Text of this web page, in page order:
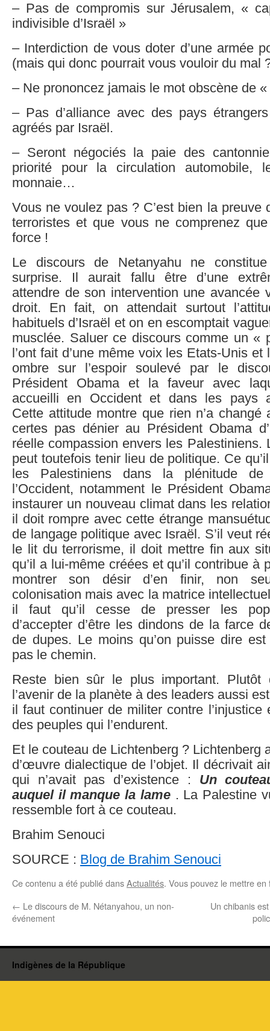
– Pas de compromis sur Jérusalem, «
indivisible d’Israël »
– Interdiction de vous doter d’une armée
(mais qui donc pourrait vous vouloir du mal
– Ne prononcez jamais le mot obscène de
– Pas d’alliance avec des pays
agréés par Israël.
– Seront négociés la paie des
priorité pour la circulation automobile,
monnaie…
Vous ne voulez pas ? C’est bien la preuve
terroristes et que vous ne comprenez
force !
Le discours de Netanyahu ne
surprise. Il aurait fallu être d’une
attendre de son intervention une avancée
droit. En fait, on attendait surtout
habituels d’Israël et on en escomptait
musclée. Saluer ce discours comme un «
l’ont fait d’une même voix les Etats-Unis et
ombre sur l’espoir soulevé par le
Président Obama et la faveur avec
accueilli en Occident et dans les pays
Cette attitude montre que rien n’a
certes pas dénier au Président Obama
réelle compassion envers les Palestiniens.
peut toutefois tenir lieu de politique. Ce
les Palestiniens dans la plénitude
l’Occident, notamment le Président
instaurer un nouveau climat dans les
il doit rompre avec cette étrange
de langage politique avec Israël. S’il veut
le lit du terrorisme, il doit mettre fin aux
qu’il a lui-même créées et qu’il contribue à
montrer son désir d’en finir, non
colonisation mais avec la matrice
il faut qu’il cesse de presser les
d’accepter d’être les dindons de la farce
de dupes. Le moins qu’on puisse dire est
pas le chemin.
Reste bien sûr le plus important. Plutôt
l’avenir de la planète à des leaders aussi
il faut continuer de militer contre l’injustice
des peuples qui l’endurent.
Et le couteau de Lichtenberg ? Lichtenberg
d’œuvre dialectique de l’objet. Il décrivait
qui n’avait pas d’existence : Un
auquel il manque la lame . La Palestine
ressemble fort à ce couteau.
Brahim Senouci
SOURCE : Blog de Brahim Senouci
Ce contenu a été publié dansActualités. Vous pouvez le mettre
← Le discours de M. Nétanyahou, un non-
événement
Un chibanis
Indigènes de la République